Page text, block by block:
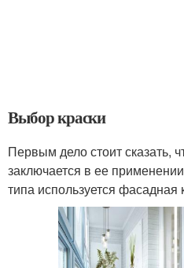
Выбор краски
Первым дело стоит сказать,
заключается в ее
типа используется фасадная